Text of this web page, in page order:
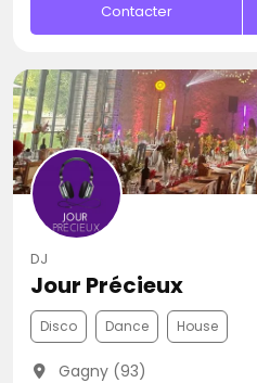
Contacter
DJ
Jour Précieux
Disco Dance House
Gagny (93)